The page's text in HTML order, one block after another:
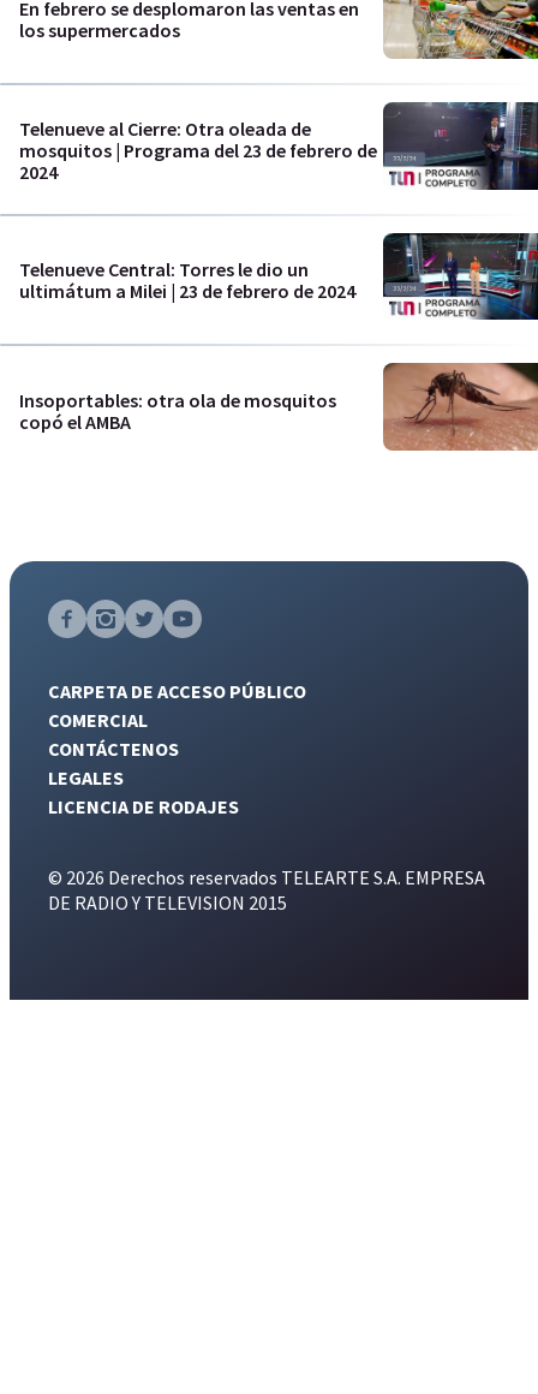
En febrero se desplomaron las ventas en
los supermercados
Telenueve al Cierre: Otra oleada de
mosquitos | Programa del 23 de febrero de
2024
Telenueve Central: Torres le dio un
ultimátum a Milei | 23 de febrero de 2024
Insoportables: otra ola de mosquitos
copó el AMBA
CARPETA DE ACCESO PÚBLICO
COMERCIAL
CONTÁCTENOS
LEGALES
LICENCIA DE RODAJES
© 2026 Derechos reservados TELEARTE S.A. EMPRESA
DE RADIO Y TELEVISION 2015